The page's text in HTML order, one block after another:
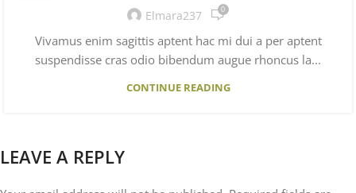
Elmara237 0
Vivamus enim sagittis aptent hac mi dui a per aptent
suspendisse cras odio bibendum augue rhoncus la...
CONTINUE READING
LEAVE A REPLY